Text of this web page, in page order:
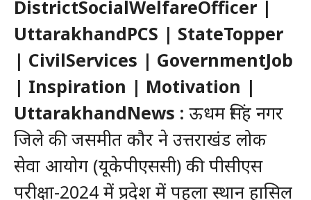
DistrictSocialWelfareOfficer |
UttarakhandPCS | StateTopper
| CivilServices | GovernmentJob
| Inspiration | Motivation |
UttarakhandNews : ऊधम सिंह नगर
जिले की जसमीत कौर ने उत्तराखंड लोक
सेवा आयोग (यूकेपीएससी) की पीसीएस
परीक्षा-2024 में प्रदेश में पहला स्थान हासिल